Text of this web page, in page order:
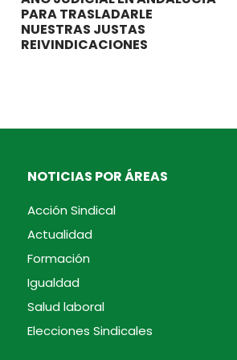
PARA TRASLADARLE
NUESTRAS JUSTAS
REIVINDICACIONES
NOTICIAS POR ÁREAS
Acción Sindical
Actualidad
Formación
Igualdad
Salud laboral
Elecciones Sindicales